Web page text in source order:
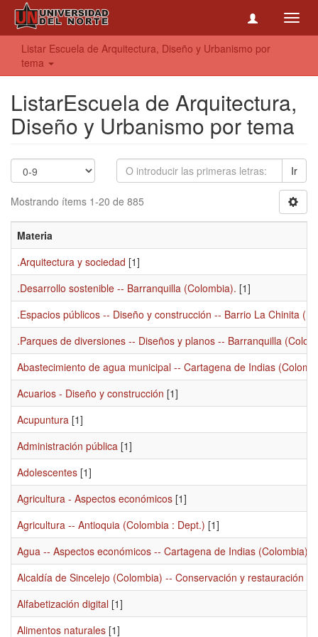
Listar Escuela de Arquitectura, Diseño y Urbanismo por
tema
ListarEscuela de Arquitectura,
Diseño y Urbanismo por tema
Ir
Mostrando ítems 1-20 de 885
Materia
.Arquitectura y sociedad [1]
.Desarrollo sostenible -- Barranquilla (Colombia). [1]
.Espacios públicos -- Diseño y construcción -- Barrio La Chinita
.Parques de diversiones -- Diseños y planos -- Barranquilla
Abastecimiento de agua municipal -- Cartagena de Indias
Acuarios - Diseño y construcción [1]
Acupuntura [1]
Administración pública [1]
Adolescentes [1]
Agricultura - Aspectos económicos [1]
Agricultura -- Antioquia (Colombia : Dept.) [1]
Agua -- Aspectos económicos -- Cartagena de Indias (Colombia)
Alcaldía de Sincelejo (Colombia) -- Conservación y restauración
Alfabetización digital [1]
Alimentos naturales [1]